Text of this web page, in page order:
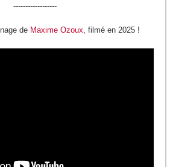
------------------
de Maxime Ozoux, filmé en 2025 !